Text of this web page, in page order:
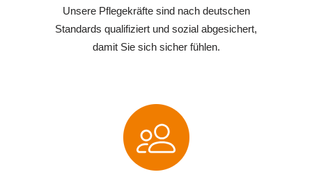
Unsere Pflegekräfte sind nach deutschen
Standards qualifiziert und sozial abgesichert,
damit Sie sich sicher fühlen.